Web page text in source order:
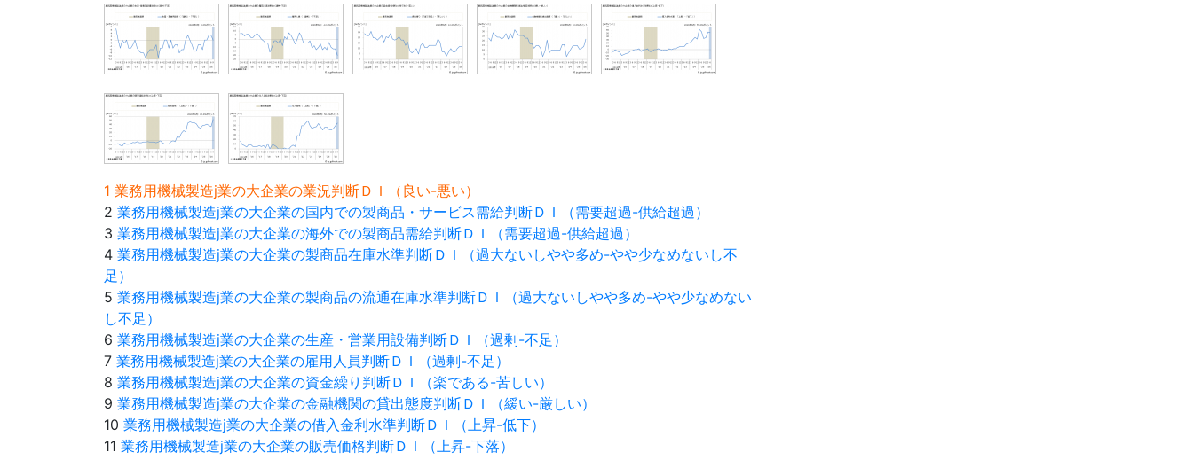
1 業務用機械製造j業の大企業の業況判断ＤＩ（良い-悪い）
2 業務用機械製造j業の大企業の国内での製商品・サービス需給判断ＤＩ（需要超過-供給超過）
3 業務用機械製造j業の大企業の海外での製商品需給判断ＤＩ（需要超過-供給超過）
4 業務用機械製造j業の大企業の製商品在庫水準判断ＤＩ（過大ないしやや多め-やや少なめないし不
足）
5 業務用機械製造j業の大企業の製商品の流通在庫水準判断ＤＩ（過大ないしやや多め-やや少なめない
し不足）
6 業務用機械製造j業の大企業の生産・営業用設備判断ＤＩ（過剰-不足）
7 業務用機械製造j業の大企業の雇用人員判断ＤＩ（過剰-不足）
8 業務用機械製造j業の大企業の資金繰り判断ＤＩ（楽である-苦しい）
9 業務用機械製造j業の大企業の金融機関の貸出態度判断ＤＩ（緩い-厳しい）
10 業務用機械製造j業の大企業の借入金利水準判断ＤＩ（上昇-低下）
11 業務用機械製造j業の大企業の販売価格判断ＤＩ（上昇-下落）